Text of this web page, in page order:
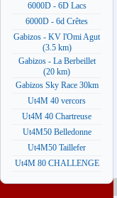
6000D - 6D Lacs
6000D - 6d Crêtes
Gabizos - KV l'Omi Agut
(3.5 km)
Gabizos - La Berbeillet
(20 km)
Gabizos Sky Race 30km
Ut4M 40 vercors
Ut4M 40 Chartreuse
Ut4M50 Belledonne
Ut4M50 Taillefer
Ut4M 80 CHALLENGE